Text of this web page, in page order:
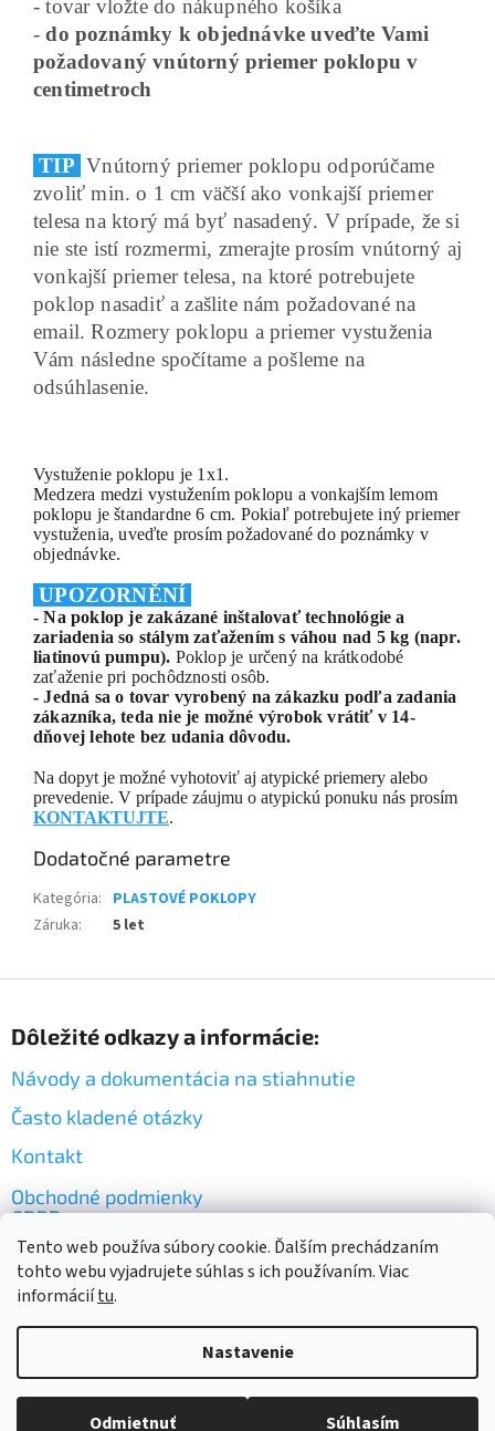
Tento web používa súbory cookie. Ďalším prechádzaním
tohto webu vyjadrujete súhlas s ich používaním. Viac
informáciítu.
Nastavenie
Odmietnuť Súhlasím
- tovar vložte do nákupného košíka
-do poznámky k objednávke uveďte Vami
požadovaný vnútorný priemer poklopu v
centimetroch
TIP Vnútorný priemer poklopu odporúčame
zvoliť min. o 1 cm väčší ako vonkajší priemer
telesa na ktorý má byť nasadený. V prípade, že si
nie ste istí rozmermi, zmerajte prosím vnútorný aj
vonkajší priemer telesa, na ktoré potrebujete
poklop nasadiť a zašlite nám požadované na
email. Rozmery poklopu a priemer vystuženia
Vám následne spočítame a pošleme na
odsúhlasenie.
Vystuženie poklopu je 1x1.
Medzera medzi vystužením poklopu a vonkajším lemom
poklopu je štandardne 6 cm. Pokiaľ potrebujete iný priemer
vystuženia, uveďte prosím požadované do poznámky v
objednávke.
UPOZORNĚNÍ
- Na poklop je zakázané inštalovať technológie a
zariadenia so stálym zaťažením s váhou nad 5 kg (napr.
liatinovú pumpu). Poklop je určený na krátkodobé
zaťaženie pri pochôdznosti osôb.
- Jedná sa o tovar vyrobený na zákazku podľa zadania
zákazníka, teda nie je možné výrobok vrátiť v 14-
dňovej lehote bez udania dôvodu.
Na dopyt je možné vyhotoviť aj atypické priemery alebo
prevedenie. V prípade záujmu o atypickú ponuku nás prosím
KONTAKTUJTE.
Dodatočné parametre
Kategória: PLASTOVÉ POKLOPY
Záruka: 5 let
Dôležité odkazy a informácie:
Návody a dokumentácia na stiahnutie
Často kladené otázky
Kontakt
Obchodné podmienky
GDPR
Vytvoril Shoptet
Copyright 2026PLASTIC BOX SK . Všetky práva vyhradené.